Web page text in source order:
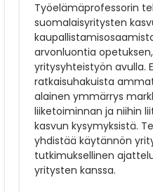
Työelämäprofessorin
suomalaisyritysten
arvonluontia
yritysyhteistyön avulla.
ratkaisuhakuista
alainen ymmärrys
liiketoiminnan ja niihin
kasvun kysymyksistä.
yhdistää käytännön
tutkimuksellinen
yritysten kanssa.